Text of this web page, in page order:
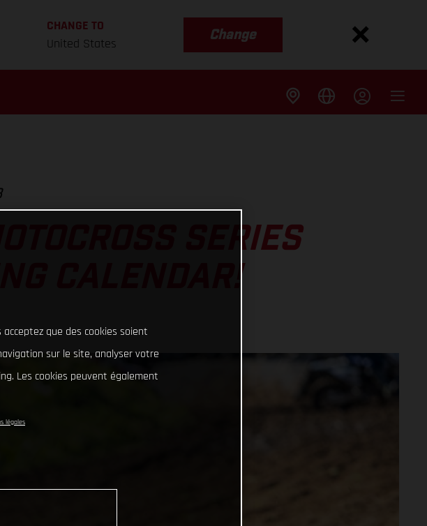
CHANGE TO
United States
Change
SERIES
CALENDAR!
que des cookies soient
sur le site, analyser votre
Les cookies peuvent également
légales